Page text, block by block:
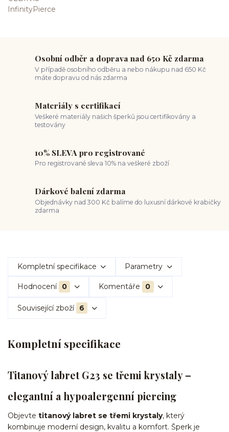
Osobní odběr a doprava nad 650 Kč zdarma
V případě osobního odběru a nebo nákupu nad 650 Kč
máte dopravu od nás zdarma
Materiály s certifikací
Veškeré materiály našich šperků jsou certifikovány a
testovány
10% SLEVA pro registrované
Pro registrované sleva 10% na veškeré zboží
Dárkové balení zdarma
Objednávky nad 300 Kč balíme do luxusní dárkové krabičky
zdarma
Kompletní specifikace Parametry
Hodnocení 0 Komentáře 0
Související zboží 6
Kompletní specifikace
Titanový labret G23 se třemi krystaly –
elegantní a hypoalergenní piercing
Objevte titanový labret se třemi krystaly, který
kombinuje moderní design, kvalitu a komfort. Šperk je